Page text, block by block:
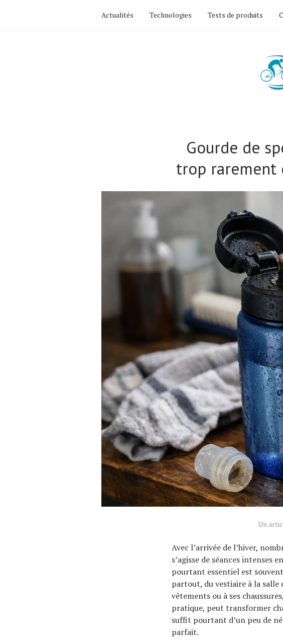
Actualités Technologies Tests de produits
Gourde de
trop rarement
Un
Avec l’arrivée de l’hiver,
s’agisse de séances intenses
pourtant essentiel est
partout, du vestiaire à la salle
vêtements ou à ses
pratique, peut transformer
suffit pourtant d’un peu de
parfait.